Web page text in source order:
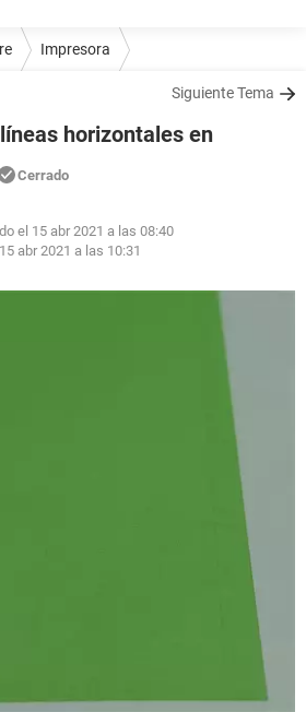
Impresora
Siguiente Tema
horizontales en
Cerrado
el 15 abr 2021 a las 08:40
15 abr 2021 a las 10:31